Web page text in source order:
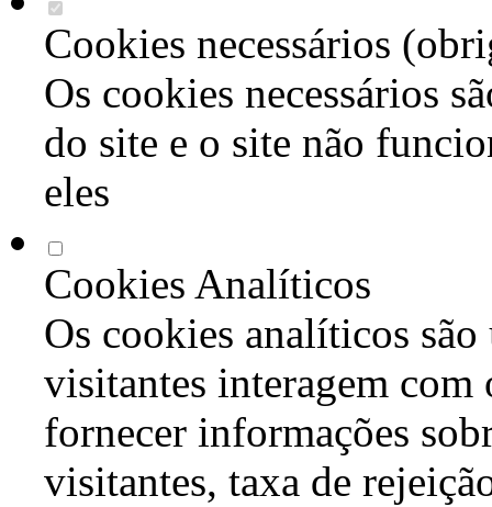
Cookies necessários
Os cookies necessários
do site e o site não
eles
Cookies Analíticos
Os cookies analíticos são
visitantes interagem com
fornecer informações
visitantes, taxa de